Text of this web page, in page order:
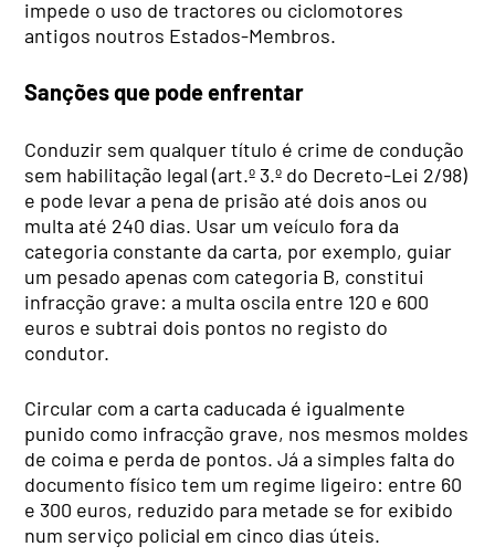
impede o uso de tractores ou ciclomotores
antigos noutros Estados-Membros.
Sanções que pode enfrentar
Conduzir sem qualquer título é crime de condução
sem habilitação legal (art.º 3.º do Decreto-Lei 2/98)
e pode levar a pena de prisão até dois anos ou
multa até 240 dias. Usar um veículo fora da
categoria constante da carta, por exemplo, guiar
um pesado apenas com categoria B, constitui
infracção grave: a multa oscila entre 120 e 600
euros e subtrai dois pontos no registo do
condutor.
Circular com a carta caducada é igualmente
punido como infracção grave, nos mesmos moldes
de coima e perda de pontos. Já a simples falta do
documento físico tem um regime ligeiro: entre 60
e 300 euros, reduzido para metade se for exibido
num serviço policial em cinco dias úteis.